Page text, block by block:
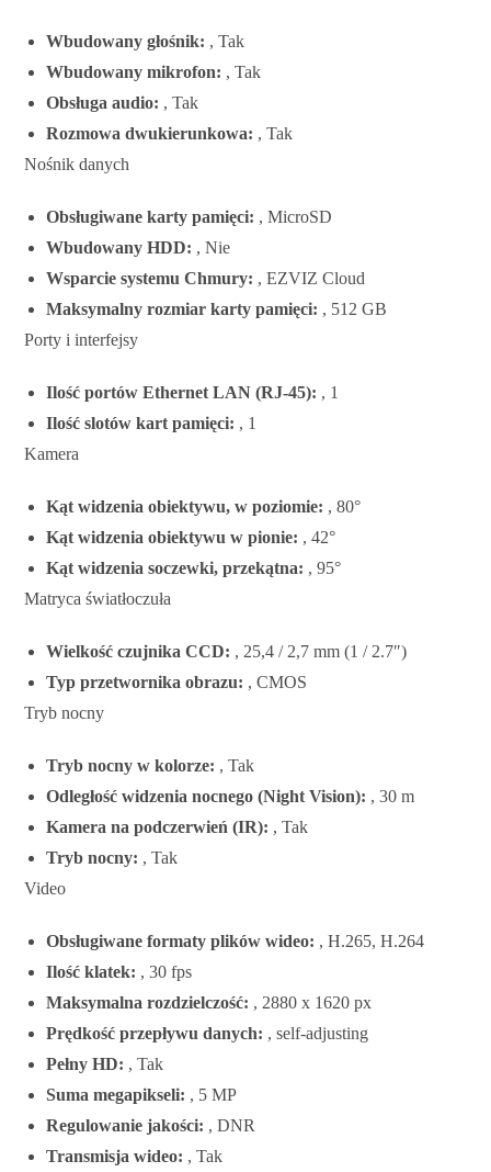
Wbudowany głośnik: , Tak
Wbudowany mikrofon: , Tak
Obsługa audio: , Tak
Rozmowa dwukierunkowa: , Tak
Nośnik danych
Obsługiwane karty pamięci: , MicroSD
Wbudowany HDD: , Nie
Wsparcie systemu Chmury: , EZVIZ Cloud
Maksymalny rozmiar karty pamięci: , 512 GB
Porty i interfejsy
Ilość portów Ethernet LAN (RJ-45): , 1
Ilość slotów kart pamięci: , 1
Kamera
Kąt widzenia obiektywu, w poziomie: , 80°
Kąt widzenia obiektywu w pionie: , 42°
Kąt widzenia soczewki, przekątna: , 95°
Matryca światłoczuła
Wielkość czujnika CCD: , 25,4 / 2,7 mm (1 / 2.7″)
Typ przetwornika obrazu: , CMOS
Tryb nocny
Tryb nocny w kolorze: , Tak
Odległość widzenia nocnego (Night Vision): , 30 m
Kamera na podczerwień (IR): , Tak
Tryb nocny: , Tak
Video
Obsługiwane formaty plików wideo: , H.265, H.264
Ilość klatek: , 30 fps
Maksymalna rozdzielczość: , 2880 x 1620 px
Prędkość przepływu danych: , self-adjusting
Pełny HD: , Tak
Suma megapikseli: , 5 MP
Regulowanie jakości: , DNR
Transmisja wideo: , Tak